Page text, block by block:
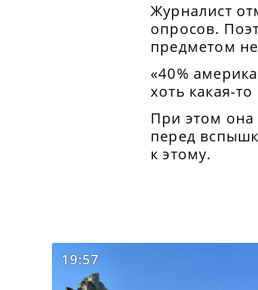
Журналист
опросов.
предметом
«40%
хоть какая-
При этом она
перед
к этому.
19:57